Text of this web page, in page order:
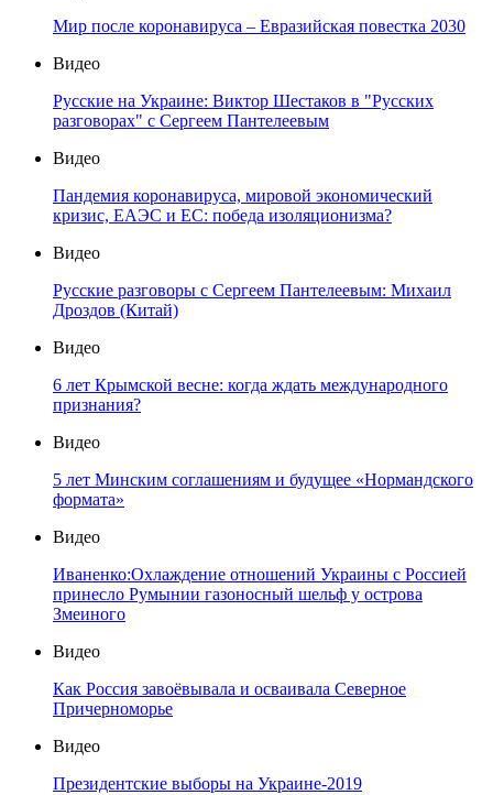
Мир после коронавируса – Евразийская повестка 2030
Видео
Русские на Украине: Виктор Шестаков в "Русских
разговорах" с Сергеем Пантелеевым
Видео
Пандемия коронавируса, мировой экономический
кризис, ЕАЭС и ЕС: победа изоляционизма?
Видео
Русские разговоры с Сергеем Пантелеевым: Михаил
Дроздов (Китай)
Видео
6 лет Крымской весне: когда ждать международного
признания?
Видео
5 лет Минским соглашениям и будущее «Нормандского
формата»
Видео
Иваненко:Охлаждение отношений Украины с Россией
принесло Румынии газоносный шельф у острова
Змеиного
Видео
Как Россия завоёвывала и осваивала Северное
Причерноморье
Видео
Президентские выборы на Украине-2019